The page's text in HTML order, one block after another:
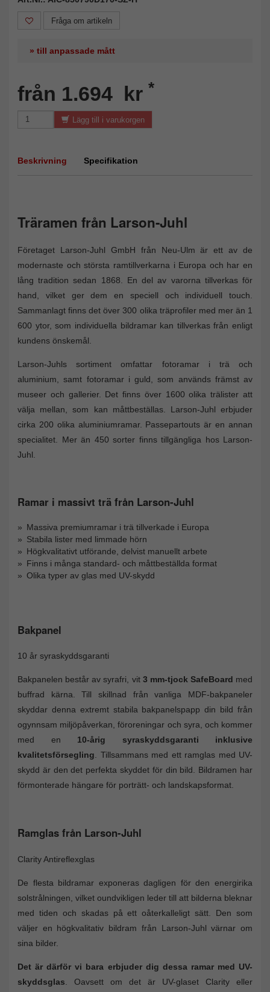
Fråga om artikeln
» till anpassade mått
från 1.694 kr *
Lägg till i varukorgen
Beskrivning Specifikation
Träramen från Larson-Juhl
Företaget Larson-Juhl GmbH från Neu-Ulm är ett av de
modernaste och största ramtillverkarna i Europa och har en
lång tradition sedan 1868. En del av varorna tillverkas för
hand, vilket ger dem en speciell och individuell touch.
Sammanlagt finns det över 300 olika träprofiler med mer än 1
600 ytor, som individuella bildramar kan tillverkas från enligt
kundens önskemål.
Larson-Juhls sortiment omfattar fotoramar i trä och
aluminium, samt fotoramar i guld, som används främst av
museer och gallerier. Det finns över 1600 olika trälister att
välja mellan, som kan måttbeställas. Larson-Juhl erbjuder
cirka 200 olika aluminiumramar. Passepartouts är en annan
specialitet. Mer än 450 sorter finns tillgängliga hos Larson-
Juhl.
Ramar i massivt trä från Larson-Juhl
Massiva premiumramar i trä tillverkade i Europa
Stabila lister med limmade hörn
Högkvalitativt utförande, delvist manuellt arbete
Finns i många standard- och måttbeställda format
Olika typer av glas med UV-skydd
Bakpanel
10 år syraskyddsgaranti
Bakpanelen består av syrafri, vit3 mm-tjock SafeBoard med
buffrad kärna. Till skillnad från vanliga MDF-bakpaneler
skyddar denna extremt stabila bakpanelspapp din bild från
ogynnsam miljöpåverkan, föroreningar och syra, och kommer
med en 10-årig syraskyddsgaranti inklusive
kvalitetsförsegling. Tillsammans med ett ramglas med UV-
skydd är den det perfekta skyddet för din bild. Bildramen har
förmonterade hängare för porträtt- och landskapsformat.
Ramglas från Larson-Juhl
Clarity Antireflexglas
De flesta bildramar exponeras dagligen för den energirika
solstrålningen, vilket oundvikligen leder till att bilderna bleknar
med tiden och skadas på ett oåterkalleligt sätt. Den som
väljer en högkvalitativ bildram från Larson-Juhl värnar om
sina bilder.
Det är därför vi bara erbjuder dig dessa ramar med UV-
skyddsglas . Oavsett om det är UV-glaset Clarity eller